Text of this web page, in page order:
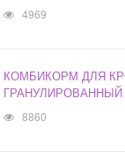
4969
КОМБИКОРМ ДЛЯ
ГРАНУЛИРОВАННЫЙ
8860